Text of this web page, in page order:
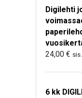
Digilehti
24,00 €
6 kk